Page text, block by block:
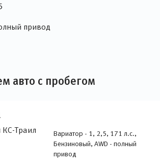
привод
авто с пробегом
Вариатор - 1, 2,5, 171 л.с.,
Бензиновый, AWD - полный
привод